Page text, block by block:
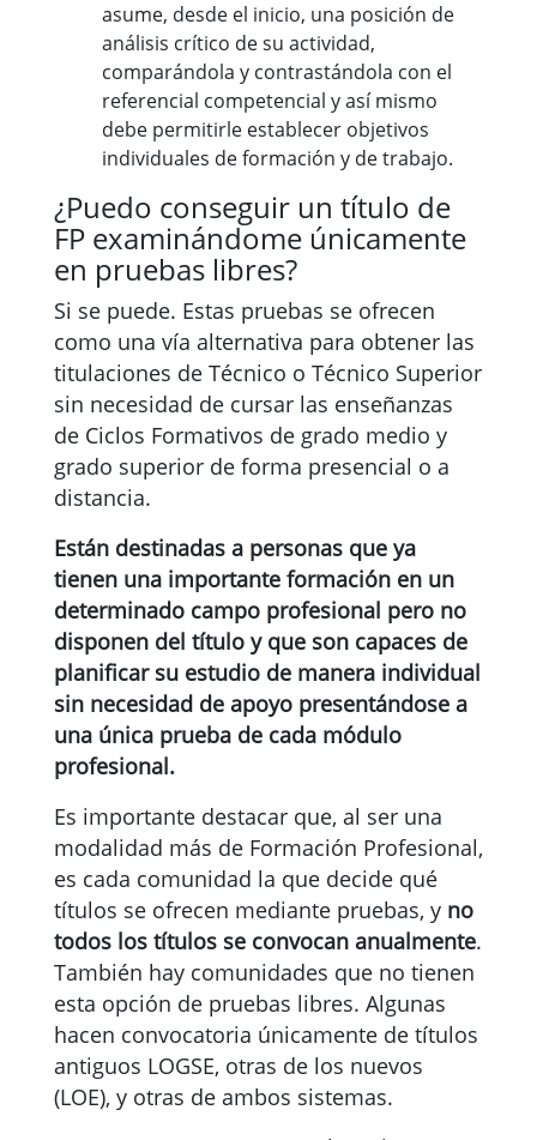
asume, desde el inicio, una posición de
análisis crítico de su actividad,
comparándola y contrastándola con el
referencial competencial y así mismo
debe permitirle establecer objetivos
individuales de formación y de trabajo.
¿Puedo conseguir un título de
FP examinándome únicamente
en pruebas libres?
Si se puede. Estas pruebas se ofrecen
como una vía alternativa para obtener las
titulaciones de Técnico o Técnico Superior
sin necesidad de cursar las enseñanzas
de Ciclos Formativos de grado medio y
grado superior de forma presencial o a
distancia.
Están destinadas a personas que ya
tienen una importante formación en un
determinado campo profesional pero no
disponen del título y que son capaces de
planificar su estudio de manera individual
sin necesidad de apoyo presentándose a
una única prueba de cada módulo
profesional.
Es importante destacar que, al ser una
modalidad más de Formación Profesional,
es cada comunidad la que decide qué
títulos se ofrecen mediante pruebas, y no
todos los títulos se convocan anualmente.
También hay comunidades que no tienen
esta opción de pruebas libres. Algunas
hacen convocatoria únicamente de títulos
antiguos LOGSE, otras de los nuevos
(LOE), y otras de ambos sistemas.